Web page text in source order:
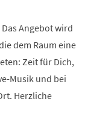
Angebot wird
dem Raum eine
Zeit für Dich,
Musik und bei
Herzliche